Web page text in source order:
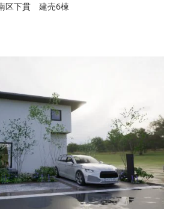
区下貫 建売6棟